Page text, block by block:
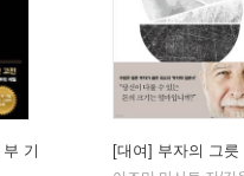
기
[대여] 부자의 그릇